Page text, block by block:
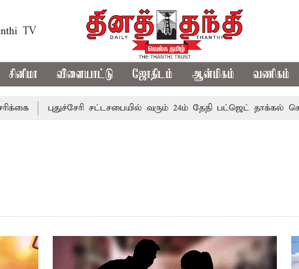
TV
சினிமா விளையாட்டு ஜோதிடம் ஆன்மிகம் வணிகம்
புதுச்சேரி சட்டசபையில் வரும் 24ம் தேதி பட்ஜெட் தாக்கல்